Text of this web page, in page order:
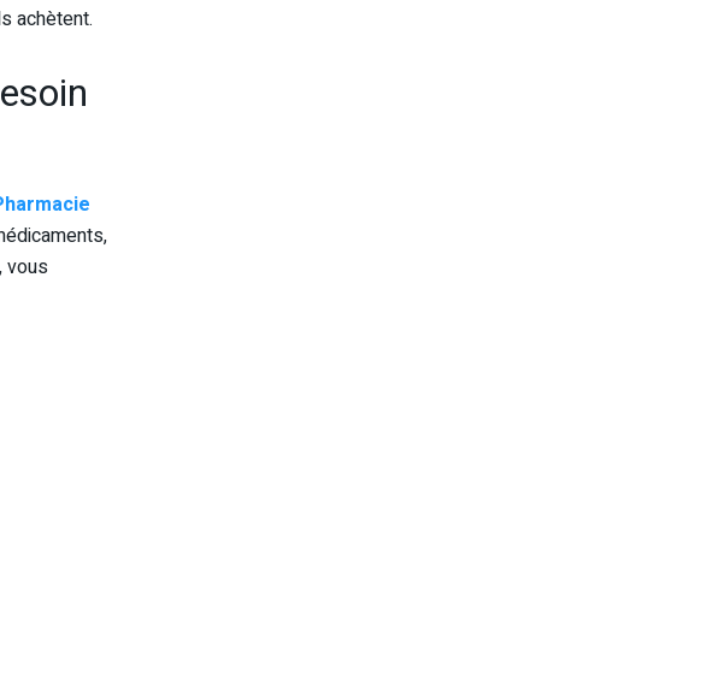
achètent.
vous